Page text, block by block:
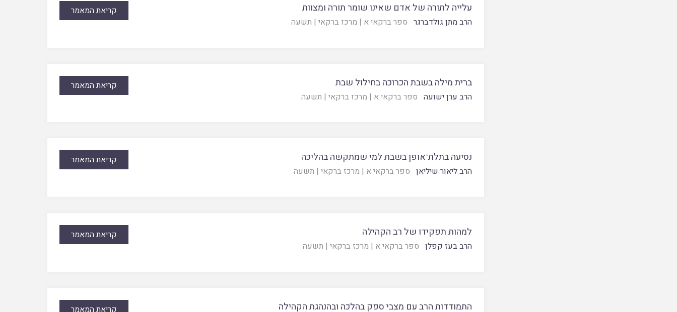
עלייה לתורה של אדם שאינו שומר תורה ומצוות
הרב מתן גולדברגר ספר ברקאי א | מרכז ברקאי | תשעה
קריאת המאמר
ברית מילה בשבת הכרוכה בחילול שבת
הרב ערן ישועה ספר ברקאי א | מרכז ברקאי | תשעה
קריאת המאמר
נסיעה בתלת־אופן בשבת למי שמתקשה בהליכה
הרב ליאור שיליאן ספר ברקאי א | מרכז ברקאי | תשעה
קריאת המאמר
למהות תפקידו של רב הקהילה
הרב בעז קפלן ספר ברקאי א | מרכז ברקאי | תשעה
קריאת המאמר
התמודדות הרב עם מצבי ספק בהלכה ובהנהגת הקהילה קריאת המאמר